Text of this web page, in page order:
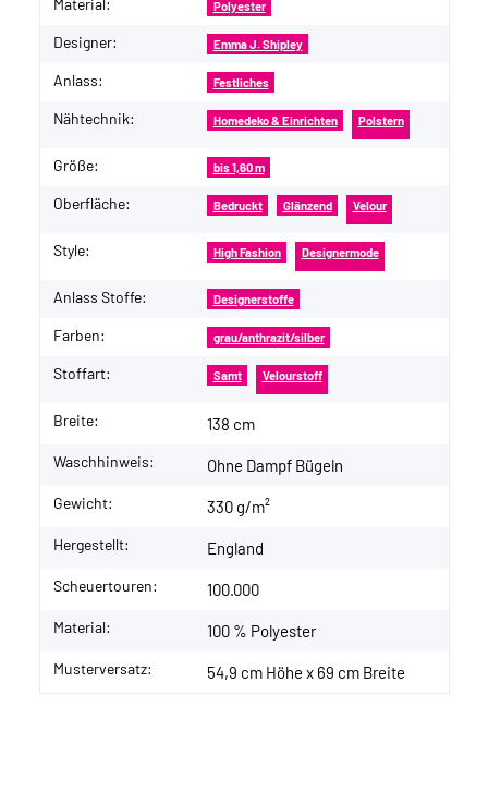
Material: Polyester
Designer: Emma J. Shipley
Anlass: Festliches
Nähtechnik: Homedeko & Einrichten Polstern
Größe: bis 1,60 m
Oberfläche: Bedruckt Glänzend Velour
Style: High Fashion Designermode
Anlass Stoffe: Designerstoffe
Farben: grau/anthrazit/silber
Stoffart: Samt Velourstoff
Breite: 138 cm
Waschhinweis: Ohne Dampf Bügeln
Gewicht: 330 g/m²
Hergestellt: England
Scheuertouren: 100.000
Material: 100 % Polyester
Musterversatz: 54,9 cm Höhe x 69 cm Breite